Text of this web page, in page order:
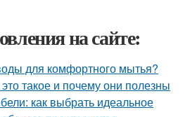
на сайте:
для комфортного мытья?
такое и почему они полезны
как выбрать идеальное